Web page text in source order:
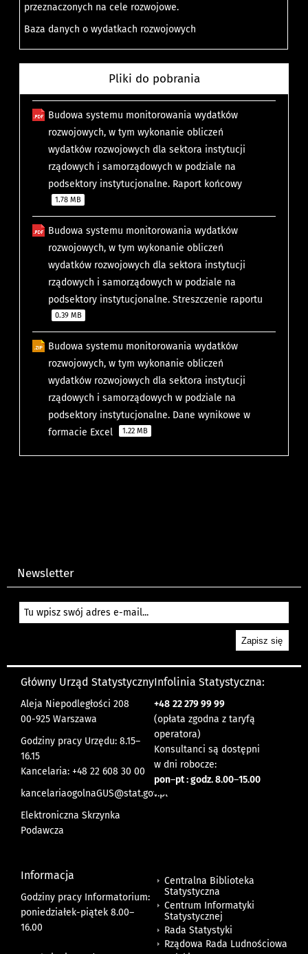
przeznaczonych na cele rozwojowe.
Baza danych o wydatkach rozwojowych
Pliki do pobrania
Budowa systemu monitorowania wydatków
rozwojowych, w tym wykonanie obliczeń
wydatków rozwojowych dla sektora instytucji
rządowych i samorządowych w podziale na
podsektory instytucjonalne. Raport końcowy
1.78 MB
Budowa systemu monitorowania wydatków
rozwojowych, w tym wykonanie obliczeń
wydatków rozwojowych dla sektora instytucji
rządowych i samorządowych w podziale na
podsektory instytucjonalne. Streszczenie raportu
0.39 MB
Budowa systemu monitorowania wydatków
rozwojowych, w tym wykonanie obliczeń
wydatków rozwojowych dla sektora instytucji
rządowych i samorządowych w podziale na
podsektory instytucjonalne. Dane wynikowe w
formacie Excel
1.22 MB
Newsletter
Główny Urząd Statystyczny
Aleja Niepodległości 208
00-925 Warszawa
Godziny pracy Urzędu: 8.15–
16.15
Kancelaria: +48 22 608 30 00
kancelariaogolnaGUS@stat.gov.pl
Elektroniczna Skrzynka
Podawcza
Infolinia Statystyczna:
+48 22 279 99 99
(opłata zgodna z taryfą
operatora)
Konsultanci są dostępni
w dni robocze:
pon–pt : godz. 8.00–15.00
Informacja
Godziny pracy Informatorium:
poniedziałek-piątek 8.00–
16.00
Centralna Biblioteka
Statystyczna
Centrum Informatyki
Statystycznej
Rada Statystyki
Rządowa Rada Ludnościowa